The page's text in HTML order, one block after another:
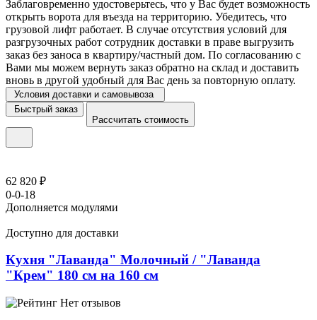
Заблаговременно удостоверьтесь, что у Вас будет возможность
открыть ворота для въезда на территорию. Убедитесь, что
грузовой лифт работает. В случае отсутствия условий для
разгрузочных работ сотрудник доставки в праве выгрузить
заказ без заноса в квартиру/частный дом. По согласованию с
Вами мы можем вернуть заказ обратно на склад и доставить
вновь в другой удобный для Вас день за повторную оплату.
Условия доставки и самовывоза
Быстрый заказ
Рассчитать стоимость
62 820 ₽
0-0-18
Дополняется модулями
Доступно для доставки
Кухня "Лаванда" Молочный / "Лаванда
"Крем" 180 см на 160 см
Нет отзывов